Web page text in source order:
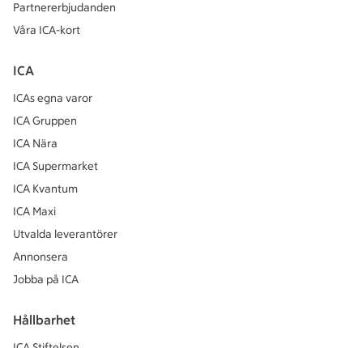
Partnererbjudanden
Våra ICA-kort
ICA
ICAs egna varor
ICA Gruppen
ICA Nära
ICA Supermarket
ICA Kvantum
ICA Maxi
Utvalda leverantörer
Annonsera
Jobba på ICA
Hållbarhet